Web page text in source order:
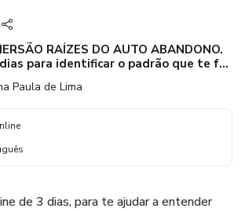
RAÍZES DO AUTO ABANDONO.
para identificar o padrão que te faz
passos para se reposicionar sem
Paula de Lima
de 3 dias, para te ajudar a entender